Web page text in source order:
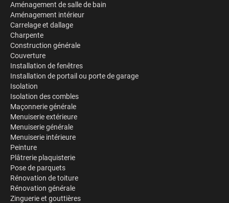
Aménagement de salle de bain
Aménagement intérieur
Carrelage et dallage
Charpente
Construction générale
Couverture
Installation de fenêtres
Installation de portail ou porte de garage
Isolation
Isolation des combles
Maçonnerie générale
Menuiserie extérieure
Menuiserie générale
Menuiserie intérieure
Peinture
Plâtrerie plaquisterie
Pose de parquets
Rénovation de toiture
Rénovation générale
Zinguerie et gouttières